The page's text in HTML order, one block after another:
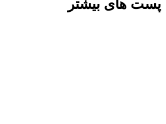
پست های بیشتر